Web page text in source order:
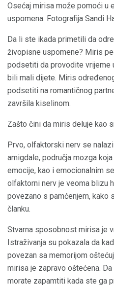
Osećaj mirisa može pomoći u
uspomena. Fotografija Sandi
Da li ste ikada primetili da
živopisne uspomene? Miris
podsetiti da provodite vrijeme
bili mali dijete. Miris
podsetiti na romantičnog
završila kiselinom.
Zašto čini da miris deluje kao
Prvo, olfaktorski nerv se
amigdale, područja mozga
emocije, kao i emocionalnim
olfaktorni nerv je veoma blizu
povezano s pamćenjem, kako
članku.
Stvarna sposobnost mirisa je
Istraživanja su pokazala da
povezan sa memorijom
mirisa je zapravo oštećena.
morate zapamtiti kada ste ga